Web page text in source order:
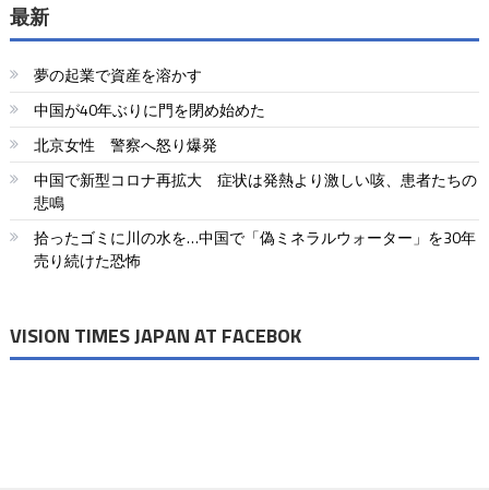
ナ
ビ
ゲ
ー
シ
ョ
ン
最新
夢の起業で資産を溶かす
中国が40年ぶりに門を閉め始めた
北京女性 警察へ怒り爆発
中国で新型コロナ再拡大 症状は発熱より激しい咳、患者たちの
悲鳴
拾ったゴミに川の水を…中国で「偽ミネラルウォーター」を30年
売り続けた恐怖
VISION TIMES JAPAN AT FACEBOK